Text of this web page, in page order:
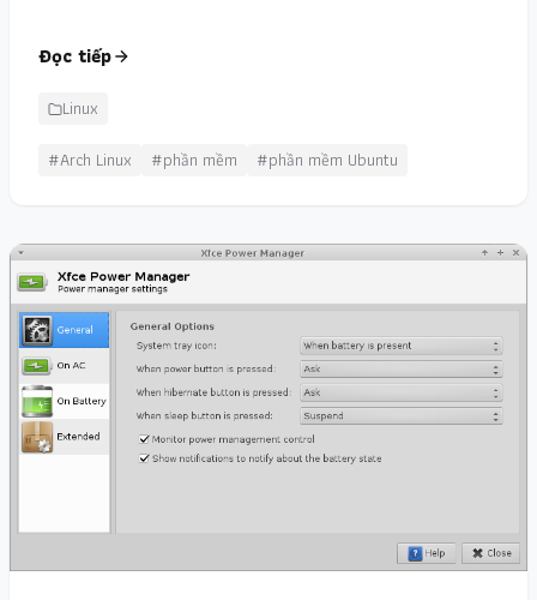
Đọc tiếp
Linux
#Arch Linux
#phần mềm #phần mềm Ubuntu